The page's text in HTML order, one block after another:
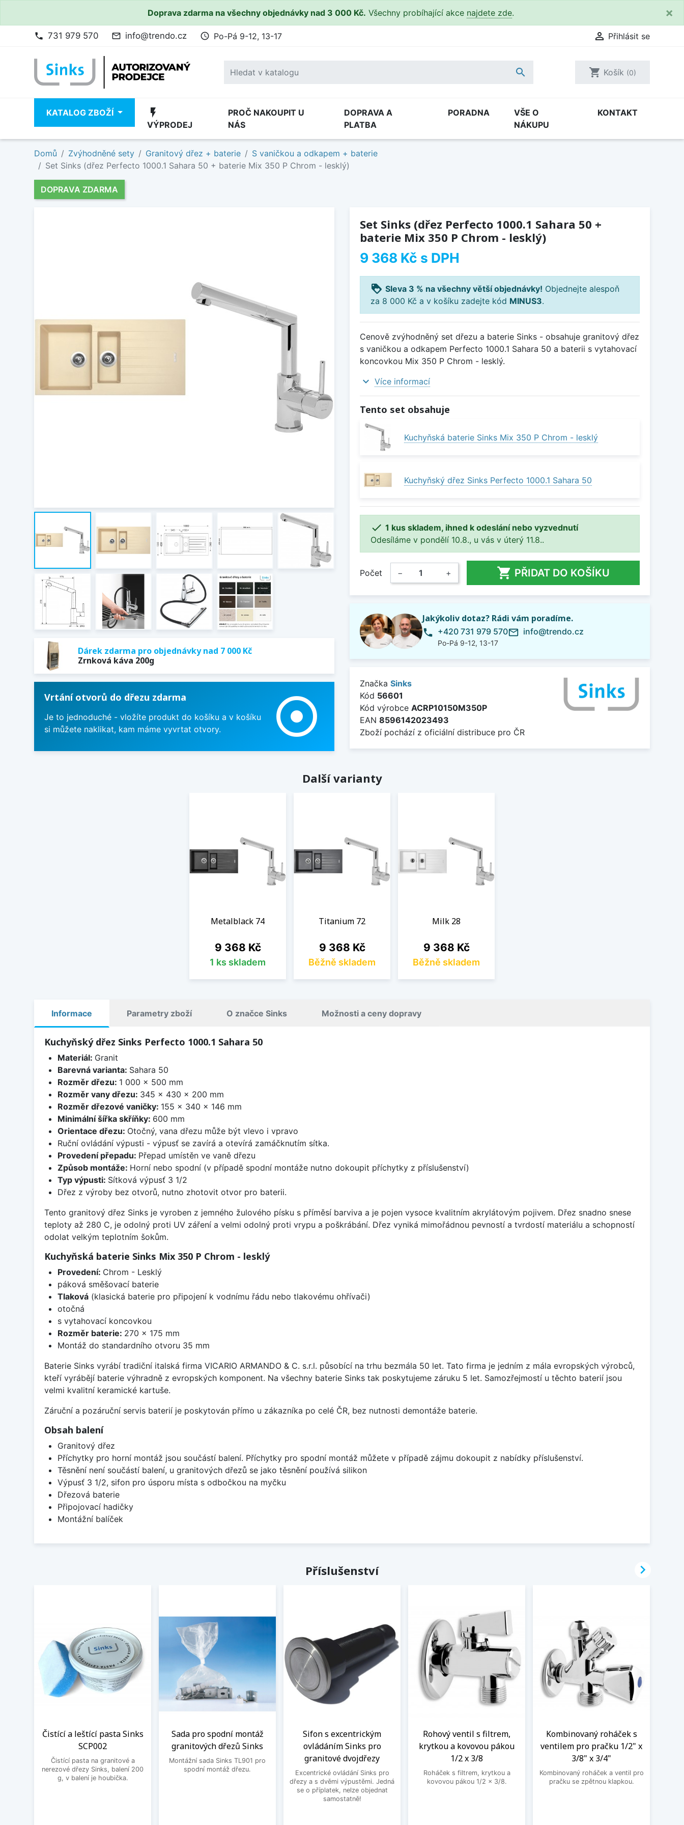
Doprava zdarma na všechny objednávky nad 3 000 Kč. Všechny probíhající akce najdete zde. ×
phone 731 979 570 mail_outline info@trendo.cz access_time Po-Pá 9-12, 13-17  Přihlásit se
 shopping_cart Košík (0)
KATALOG ZBOŽÍ flash_on
VÝPRODEJ
PROČ NAKOUPIT U
NÁS
DOPRAVA A
PLATBA
PORADNA
VŠE O
NÁKUPU
KONTAKT
Domů Zvýhodněné sety Granitový dřez + baterie
S vaničkou a odkapem + baterie
Set Sinks (dřez Perfecto 1000.1 Sahara 50 + baterie Mix 350 P Chrom - lesklý)
DOPRAVA ZDARMA
Dárek zdarma pro objednávky nad 7 000 Kč
Zrnková káva 200g
Vrtání otvorů do dřezu zdarma
Je to jednoduché - vložíte produkt do košíku a v košíku
si můžete naklikat, kam máme vyvrtat otvory.
adjust
Set Sinks (dřez Perfecto 1000.1 Sahara 50 +
baterie Mix 350 P Chrom - lesklý)
9 368 Kč s DPH
loyalty Sleva 3 % na všechny větší objednávky! Objednejte alespoň
za 8 000 Kč a v košíku zadejte kód MINUS3.
Cenově zvýhodněný set dřezu a baterie Sinks - obsahuje granitový dřez
s vaničkou a odkapem Perfecto 1000.1 Sahara 50 a baterii s vytahovací
koncovkou Mix 350 P Chrom - lesklý.
expand_more Více informací
Tento set obsahuje
Kuchyňská baterie Sinks Mix 350 P Chrom - lesklý
Kuchyňský dřez Sinks Perfecto 1000.1 Sahara 50
 1 kus skladem, ihned k odeslání nebo vyzvednutí
Odesíláme v pondělí 10.8., u vás v úterý 11.8..
Počet − +  PŘIDAT DO KOŠÍKU
Jakýkoliv dotaz? Rádi vám poradíme.
phone +420 731 979 570
Po-Pá 9-12, 13-17
mail_outline info@trendo.cz
Značka Sinks
Kód 56601
Kód výrobce ACRP10150M350P
EAN 8596142023493
Zboží pochází z oficiální distribuce pro ČR
Další varianty
Metalblack 74
Cena
9 368 Kč
1 ks skladem
Titanium 72
Cena
9 368 Kč
Běžně skladem
Milk 28
Cena
9 368 Kč
Běžně skladem
Informace Parametry zboží O značce Sinks Možnosti a ceny dopravy
Kuchyňský dřez Sinks Perfecto 1000.1 Sahara 50
Materiál: Granit
Barevná varianta: Sahara 50
Rozměr dřezu: 1 000 x 500 mm
Rozměr vany dřezu: 345 x 430 x 200 mm
Rozměr dřezové vaničky: 155 x 340 x 146 mm
Minimální šířka skříňky: 600 mm
Orientace dřezu: Otočný, vana dřezu může být vlevo i vpravo
Ruční ovládání výpusti - výpusť se zavírá a otevírá zamáčknutím sítka.
Provedení přepadu: Přepad umístěn ve vaně dřezu
Způsob montáže: Horní nebo spodní (v případě spodní montáže nutno dokoupit příchytky z příslušenství)
Typ výpusti: Sítková výpusť 3 1/2
Dřez z výroby bez otvorů, nutno zhotovit otvor pro baterii.
Tento granitový dřez Sinks je vyroben z jemného žulového písku s příměsí barviva a je pojen vysoce kvalitním akrylátovým pojivem. Dřez snadno snese
teploty až 280 C, je odolný proti UV záření a velmi odolný proti vrypu a poškrábání. Dřez vyniká mimořádnou pevností a tvrdostí materiálu a schopností
odolat velkým teplotním šokům.
Kuchyňská baterie Sinks Mix 350 P Chrom - lesklý
Provedení: Chrom - Lesklý
páková směšovací baterie
Tlaková(klasická baterie pro připojení k vodnímu řádu nebo tlakovému ohřívači)
otočná
s vytahovací koncovkou
Rozměr baterie: 270 x 175 mm
Montáž do standardního otvoru 35 mm
Baterie Sinks vyrábí tradiční italská firma VICARIO ARMANDO & C. s.r.l. působící na trhu bezmála 50 let. Tato firma je jedním z mála evropských výrobců,
kteří vyrábějí baterie výhradně z evropských komponent. Na všechny baterie Sinks tak poskytujeme záruku 5 let. Samozřejmostí u těchto baterií jsou
velmi kvalitní keramické kartuše.
Záruční a pozáruční servis baterií je poskytován přímo u zákazníka po celé ČR, bez nutnosti demontáže baterie.
Obsah balení
Granitový dřez
Příchytky pro horní montáž jsou součástí balení. Příchytky pro spodní montáž můžete v případě zájmu dokoupit z nabídky příslušenství.
Těsnění není součástí balení, u granitových dřezů se jako těsnění používá silikon
Výpusť 3 1/2, sifon pro úsporu místa s odbočkou na myčku
Dřezová baterie
Připojovací hadičky
Montážní balíček
Příslušenství
Čistící a leštící pasta Sinks
SCP002
Čistící pasta na granitové a
nerezové dřezy Sinks, balení 200
g, v balení je houbička.
Sada pro spodní montáž
granitových dřezů Sinks
Montážní sada Sinks TL901 pro
spodní montáž dřezu.
Sifon s excentrickým
ovládáním Sinks pro
granitové dvojdřezy
Excentrické ovládání Sinks pro
dřezy a s dvěmi výpustěmi. Jedná
se o příplatek, nelze objednat
samostatně!
Rohový ventil s filtrem,
krytkou a kovovou pákou
1/2 x 3/8
Roháček s filtrem, krytkou a
kovovou pákou 1/2 x 3/8.
Kombinovaný roháček s
ventilem pro pračku 1/2" x
3/8" x 3/4"
Kombinovaný roháček a ventil pro
pračku se zpětnou klapkou.
